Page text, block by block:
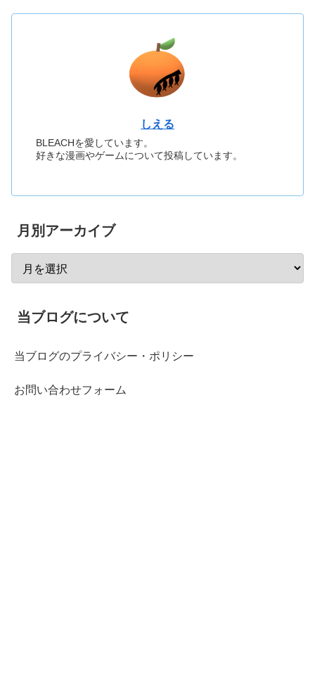
しえる
BLEACHを愛しています。
好きな漫画やゲームについて投稿しています。
月別アーカイブ
当ブログについて
当ブログのプライバシー・ポリシー
お問い合わせフォーム